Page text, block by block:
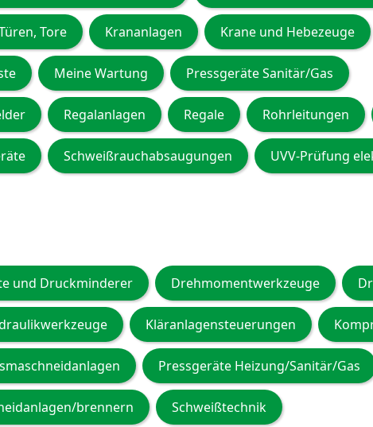
Tore Krananlagen Krane und Hebezeuge
Meine Wartung Pressgeräte Sanitär/Gas
Regalanlagen Regale Rohrleitungen
Schweißrauchabsaugungen UVV-Prüfung
und Druckminderer Drehmomentwerkzeuge
Kläranlagensteuerungen
Pressgeräte Heizung/Sanitär/Gas
brennern Schweißtechnik